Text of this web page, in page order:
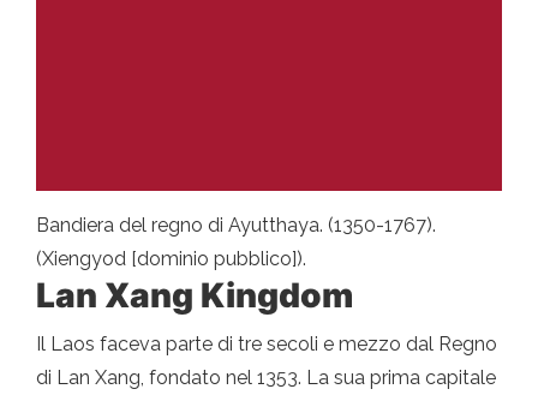
Bandiera del regno di Ayutthaya. (1350-1767).
(Xiengyod [dominio pubblico]).
Lan Xang Kingdom
Il Laos faceva parte di tre secoli e mezzo dal Regno
di Lan Xang, fondato nel 1353. La sua prima capitale